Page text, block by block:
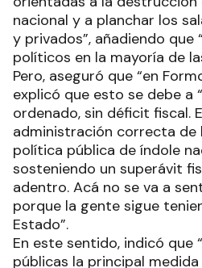
nacional y a planchar los
y privados”, añadiendo que
políticos en la mayoría de
Pero, aseguró que “en
explicó que esto se debe a
ordenado, sin déficit fiscal.
administración correcta de
política pública de índole
sosteniendo un superávit
adentro. Acá no se va a
porque la gente sigue
Estado”.
En este sentido, indicó que
públicas la principal